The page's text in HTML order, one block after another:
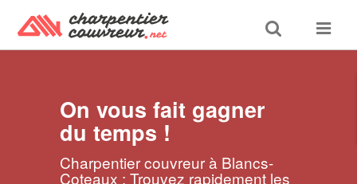
Toggle
search
Toggle
On vous fait gagner
du temps !
Charpentier couvreur à Blancs-
Coteaux : Trouvez rapidement les